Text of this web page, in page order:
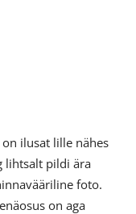
ilusat lille nähes
lihtsalt pildi ära
foto.
on aga